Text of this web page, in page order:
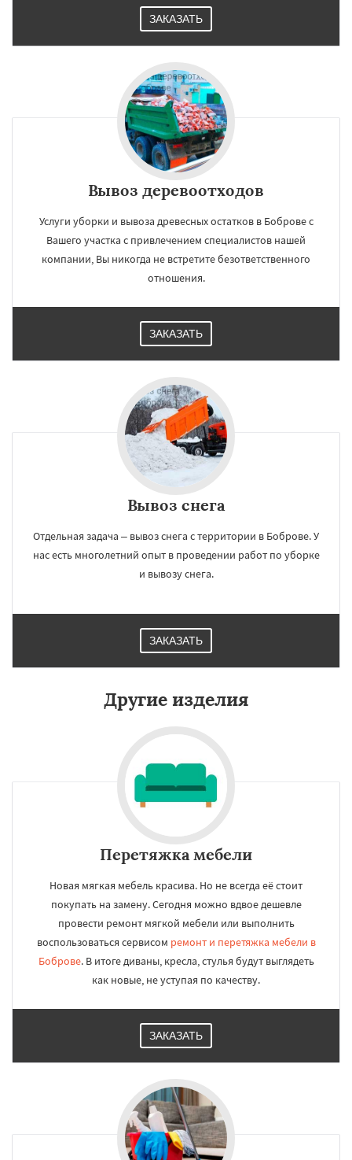
ЗАКАЗАТЬ
Вывоз деревоотходов
Услуги уборки и вывоза древесных остатков в Боброве с
Вашего участка с привлечением специалистов нашей
компании, Вы никогда не встретите безответственного
отношения.
ЗАКАЗАТЬ
Вывоз снега
Отдельная задача – вывоз снега с территории в Боброве. У
нас есть многолетний опыт в проведении работ по уборке
и вывозу снега.
ЗАКАЗАТЬ
Другие изделия
Перетяжка мебели
Новая мягкая мебель красива. Но не всегда её стоит
покупать на замену. Сегодня можно вдвое дешевле
провести ремонт мягкой мебели или выполнить
воспользоваться сервисом ремонт и перетяжка мебели в
Боброве. В итоге диваны, кресла, стулья будут выглядеть
как новые, не уступая по качеству.
ЗАКАЗАТЬ